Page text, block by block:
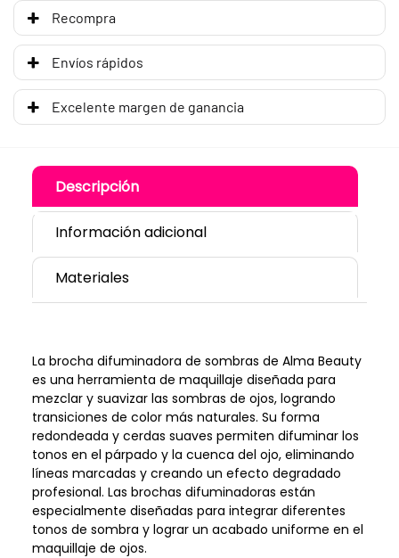
Recompra
Envíos rápidos
Excelente margen de ganancia
Descripción
Información adicional
Materiales
La brocha difuminadora de sombras de Alma Beauty
es una herramienta de maquillaje diseñada para
mezclar y suavizar las sombras de ojos, logrando
transiciones de color más naturales. Su forma
redondeada y cerdas suaves permiten difuminar los
tonos en el párpado y la cuenca del ojo, eliminando
líneas marcadas y creando un efecto degradado
profesional. Las brochas difuminadoras están
especialmente diseñadas para integrar diferentes
tonos de sombra y lograr un acabado uniforme en el
maquillaje de ojos.